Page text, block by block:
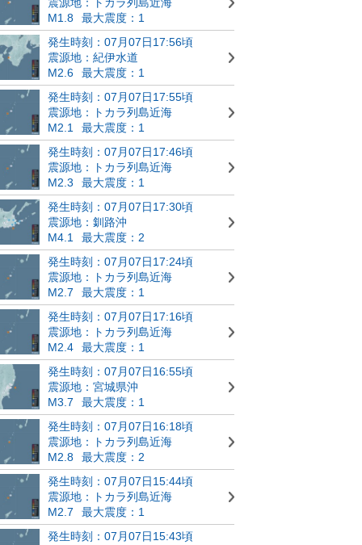
M1.8
最大震度：1
発生時刻：07月07日17:56頃
震源地：紀伊水道
M2.6
最大震度：1
発生時刻：07月07日17:55頃
震源地：トカラ列島近海
M2.1
最大震度：1
発生時刻：07月07日17:46頃
震源地：トカラ列島近海
M2.3
最大震度：1
発生時刻：07月07日17:30頃
震源地：釧路沖
M4.1
最大震度：2
発生時刻：07月07日17:24頃
震源地：トカラ列島近海
M2.7
最大震度：1
発生時刻：07月07日17:16頃
震源地：トカラ列島近海
M2.4
最大震度：1
発生時刻：07月07日16:55頃
震源地：宮城県沖
M3.7
最大震度：1
発生時刻：07月07日16:18頃
震源地：トカラ列島近海
M2.8
最大震度：2
発生時刻：07月07日15:44頃
震源地：トカラ列島近海
M2.7
最大震度：1
発生時刻：07月07日15:43頃